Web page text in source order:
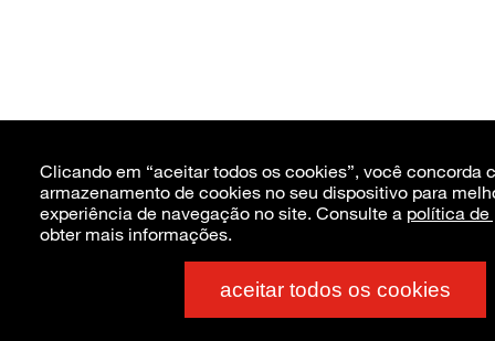
Clicando em “aceitar todos os cookies”, você concorda
armazenamento de cookies no seu dispositivo para
experiência de navegação no site. Consulte a política de
obter mais informações.
aceitar todos os cookies